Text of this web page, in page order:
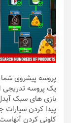
یک پروسه تدریجی
بازی های سبک
پیدا کردن سیارات
کلونی کردن